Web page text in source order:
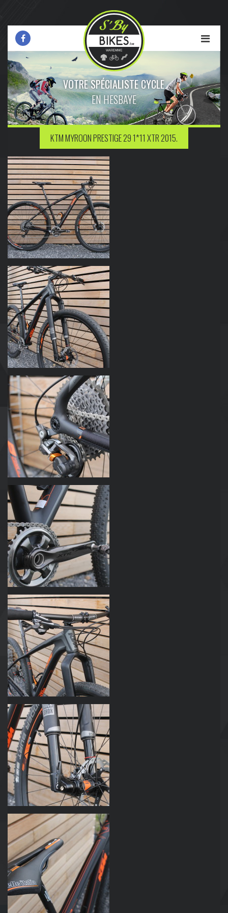
VOTRE SPÉCIALISTE CYCLE
EN HESBAYE
KTM MYROON PRESTIGE 29 1*11 XTR 2015.